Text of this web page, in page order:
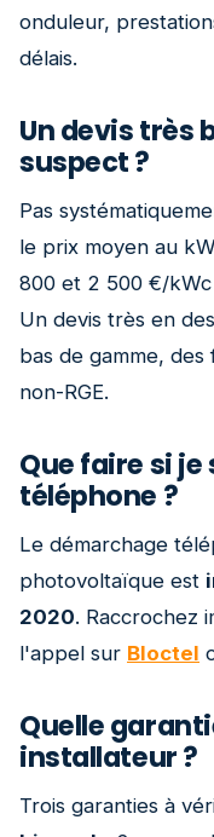
onduleur,
délais.
Un devis très
suspect ?
Pas
le prix moyen au
800 et 2 500 €/
Un devis très en
bas de gamme,
non-RGE.
Que faire si
téléphone ?
Le démarchage
photovoltaïque est
2020. Raccrochez
l'appel sur Bloctel
Quelle
installateur ?
Trois garanties à